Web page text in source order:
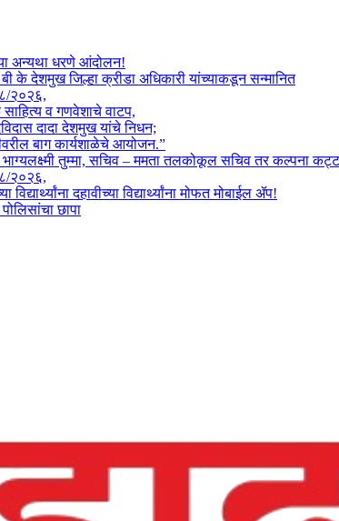
अन्यथा धरणे आंदोलन!
बी के देशमुख जिल्हा क्रीडा अधिकारी यांच्याकडून सन्मानित
२०२६,
साहित्य व गणवेशाचे वाटप,
दादा देशमुख यांचे निधन;
बाग कार्यशाळेचे आयोजन.”
तुम्मा, सचिव – ममता तलकोकूल सचिव तर कल्पना कट्टा
२०२६,
विद्यार्थ्यांना दहावीच्या विद्यार्थ्यांना मोफत मोबाईल ॲप!
छापा